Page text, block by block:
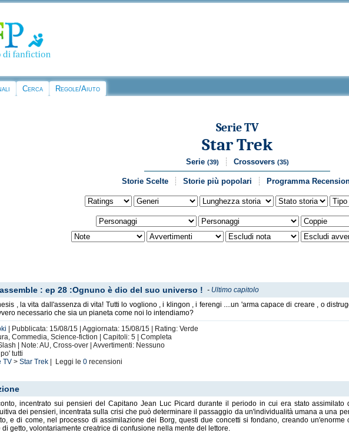
Cerca Regole/Aiuto
Serie TV
Star Trek
Serie (39) Crossovers (35)
Storie Scelte Storie più popolari Programma
: ep 28 :Ognuno è dio del suo universo ! - Ultimo capitolo
, la vita dall'assenza di vita! Tutti lo vogliono , i klingon , i ferengi ....un 'arma capace di creare , o
necessario che sia un pianeta come noi lo intendiamo?
| Pubblicata: 15/08/15 | Aggiornata: 15/08/15 | Rating: Verde
Commedia, Science-fiction | Capitoli: 5 | Completa
| Note: AU, Cross-over | Avvertimenti: Nessuno
tutti
TV >Star Trek | Leggi le0 recensioni
incentrato sui pensieri del Capitano Jean Luc Picard durante il periodo in cui era stato
dei pensieri, incentrata sulla crisi che può determinare il passaggio da un'individualità umana a una
e di come, nel processo di assimilazione dei Borg, questi due concetti si fondano, creando un'enorme
di getto, volontariamente creatrice di confusione nella mente del lettore.